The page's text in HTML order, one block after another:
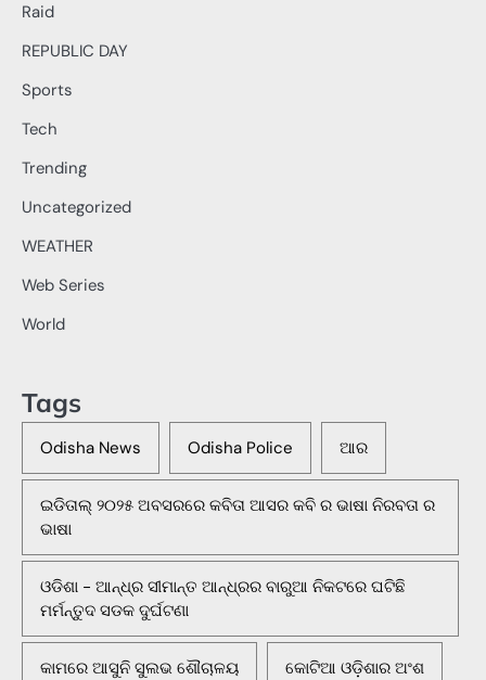
Raid
REPUBLIC DAY
Sports
Tech
Trending
Uncategorized
WEATHER
Web Series
World
Tags
Odisha News Odisha Police ଆର
ଇଡିତାଲ୍ ୨୦୨୫ ଅବସରରେ କବିତା ଆସର କବି ର ଭାଷା ନିରବତା ର
ଭାଷା
ଓଡିଶା - ଆନ୍ଧ୍ର ସୀମାନ୍ତ ଆନ୍ଧ୍ରର ବାରୁଆ ନିକଟରେ ଘଟିଛି
ମର୍ମନ୍ତୁଦ ସଡକ ଦୁର୍ଘଟଣା
କାମରେ ଆସୁନି ସୁଲଭ ଶୌଚାଳୟ କୋଟିଆ ଓଡ଼ିଶାର ଅଂଶ